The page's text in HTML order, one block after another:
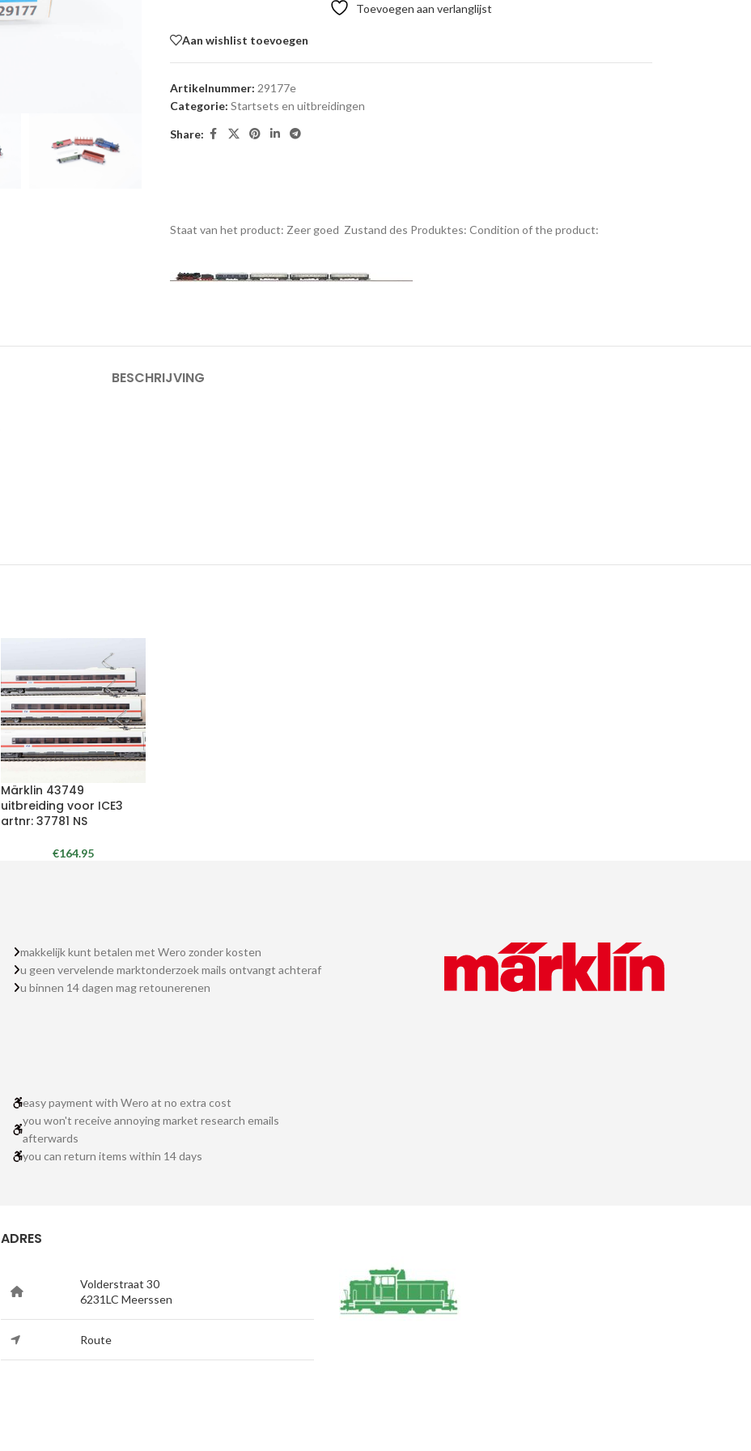
Toevoegen aan verlanglijst
Aan wishlist toevoegen
Artikelnummer: 29177e
Categorie: Startsets en uitbreidingen
Share:
Staat van het product: Zeer goed Zustand des Produktes: Condition of the product:
BESCHRIJVING
Märklin 43749
uitbreiding voor ICE3
artnr: 37781 NS
€164.95
makkelijk kunt betalen met Wero zonder kosten
u geen vervelende marktonderzoek mails ontvangt achteraf
u binnen 14 dagen mag retounerenen
easy payment with Wero at no extra cost
you won't receive annoying market research emails
afterwards
you can return items within 14 days
ADRES
Volderstraat 30
6231LC Meerssen
Route